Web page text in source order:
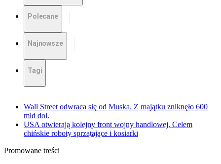
Polecane
Najnowsze
Tagi
Wall Street odwraca się od Muska. Z majątku zniknęło 600
mld dol.
USA otwierają kolejny front wojny handlowej. Celem
chińskie roboty sprzątające i kosiarki
Promowane treści